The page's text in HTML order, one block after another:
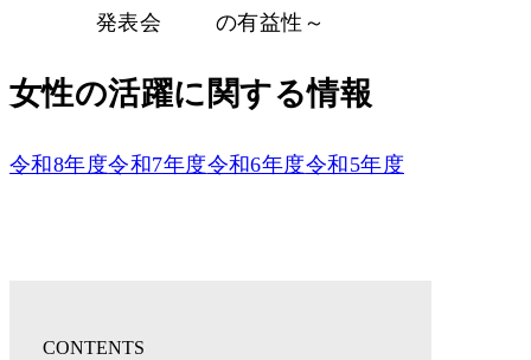
発表会
の有益性～
女性の活躍に関する情報
令和8年度令和7年度令和6年度令和5年度
CONTENTS